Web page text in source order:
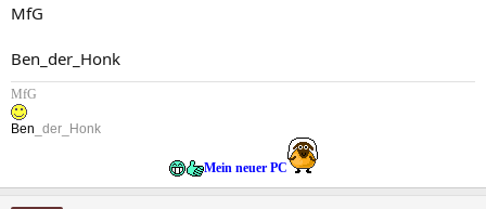
MfG
Ben_der_Honk
MfG
Ben _der_Honk
Mein neuer PC